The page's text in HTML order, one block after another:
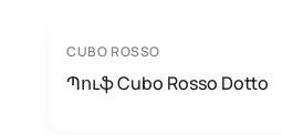
CUBO ROSSO
Պուֆ Cubo Rosso Dotto